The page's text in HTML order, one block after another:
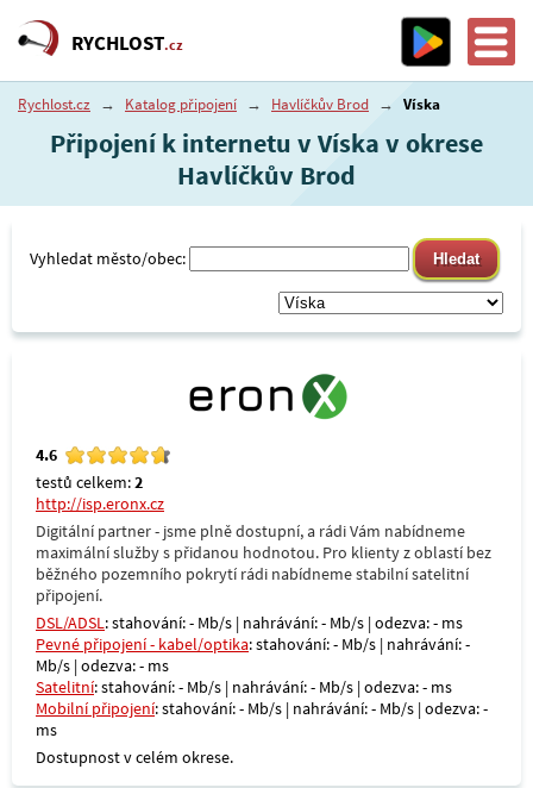
RYCHLOST.cz
Rychlost.cz → Katalog připojení → Havlíčkův Brod → Víska
Připojení k internetu v Víska v okrese
Havlíčkův Brod
Vyhledat město/obec:
4.6
testů celkem:2
http://isp.eronx.cz
Digitální partner - jsme plně dostupní, a rádi Vám nabídneme
maximální služby s přidanou hodnotou. Pro klienty z oblastí bez
běžného pozemního pokrytí rádi nabídneme stabilní satelitní
připojení.
DSL/ADSL: stahování: - Mb/s | nahrávání: - Mb/s | odezva: - ms
Pevné připojení - kabel/optika: stahování: - Mb/s | nahrávání: -
Mb/s | odezva: - ms
Satelitní: stahování: - Mb/s | nahrávání: - Mb/s | odezva: - ms
Mobilní připojení: stahování: - Mb/s | nahrávání: - Mb/s | odezva: -
ms
Dostupnost v celém okrese.